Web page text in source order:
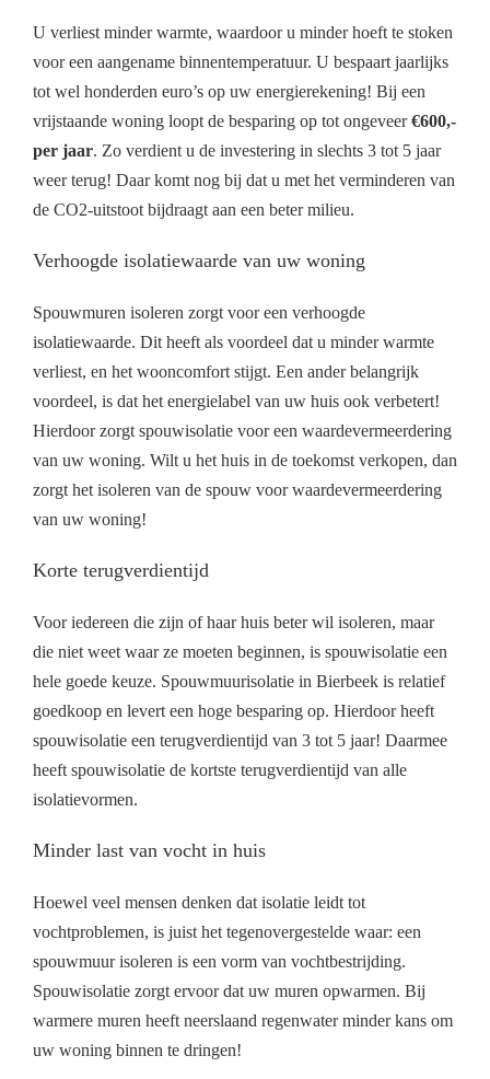
U verliest minder warmte, waardoor u minder hoeft te stoken
voor een aangename binnentemperatuur. U bespaart jaarlijks
tot wel honderden euro’s op uw energierekening! Bij een
vrijstaande woning loopt de besparing op tot ongeveer€600,-
per jaar. Zo verdient u de investering in slechts 3 tot 5 jaar
weer terug! Daar komt nog bij dat u met het verminderen van
de CO2-uitstoot bijdraagt aan een beter milieu.
Verhoogde isolatiewaarde van uw woning
Spouwmuren isoleren zorgt voor een verhoogde
isolatiewaarde. Dit heeft als voordeel dat u minder warmte
verliest, en het wooncomfort stijgt. Een ander belangrijk
voordeel, is dat het energielabel van uw huis ook verbetert!
Hierdoor zorgt spouwisolatie voor een waardevermeerdering
van uw woning. Wilt u het huis in de toekomst verkopen, dan
zorgt het isoleren van de spouw voor waardevermeerdering
van uw woning!
Korte terugverdientijd
Voor iedereen die zijn of haar huis beter wil isoleren, maar
die niet weet waar ze moeten beginnen, is spouwisolatie een
hele goede keuze. Spouwmuurisolatie in Bierbeek is relatief
goedkoop en levert een hoge besparing op. Hierdoor heeft
spouwisolatie een terugverdientijd van 3 tot 5 jaar! Daarmee
heeft spouwisolatie de kortste terugverdientijd van alle
isolatievormen.
Minder last van vocht in huis
Hoewel veel mensen denken dat isolatie leidt tot
vochtproblemen, is juist het tegenovergestelde waar: een
spouwmuur isoleren is een vorm van vochtbestrijding.
Spouwisolatie zorgt ervoor dat uw muren opwarmen. Bij
warmere muren heeft neerslaand regenwater minder kans om
uw woning binnen te dringen!